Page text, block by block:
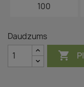
100
Daudzums
